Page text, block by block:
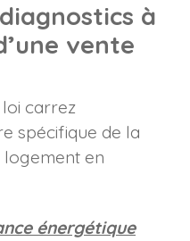
à
vente
carrez
spécifique de la
logement en
énergétique